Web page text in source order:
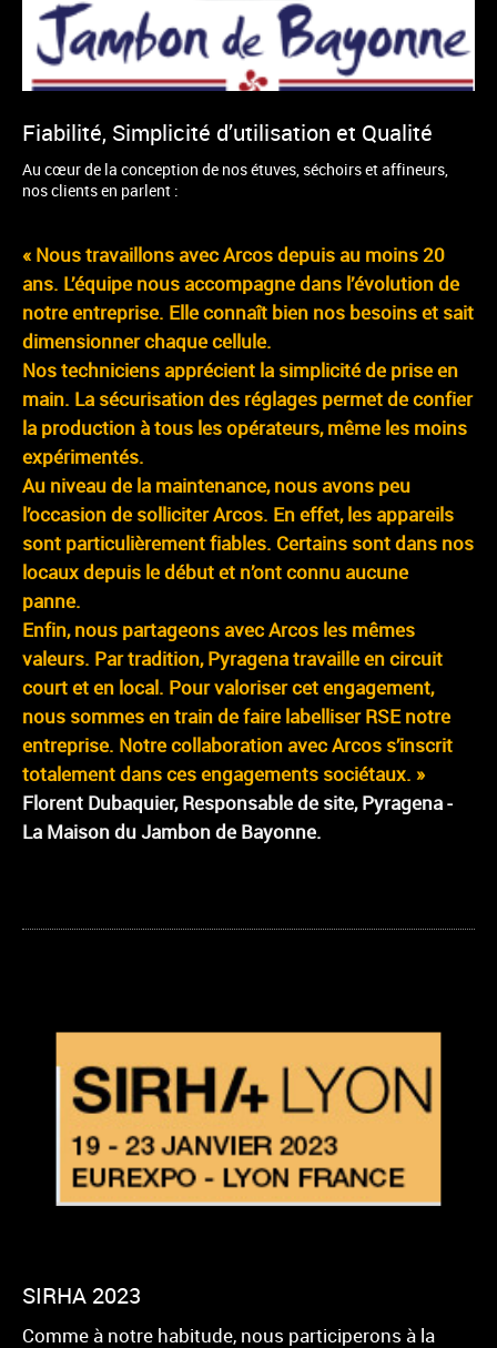
Fiabilité, Simplicité d’utilisation et Qualité
Au cœur de la conception de nos étuves, séchoirs et affineurs,
nos clients en parlent :
« Nous travaillons avec Arcos depuis au moins 20
ans. L’équipe nous accompagne dans l’évolution de
notre entreprise. Elle connaît bien nos besoins et sait
dimensionner chaque cellule.
Nos techniciens apprécient la simplicité de prise en
main. La sécurisation des réglages permet de confier
la production à tous les opérateurs, même les moins
expérimentés.
Au niveau de la maintenance, nous avons peu
l’occasion de solliciter Arcos. En effet, les appareils
sont particulièrement fiables. Certains sont dans nos
locaux depuis le début et n’ont connu aucune
panne.
Enfin, nous partageons avec Arcos les mêmes
valeurs. Par tradition, Pyragena travaille en circuit
court et en local. Pour valoriser cet engagement,
nous sommes en train de faire labelliser RSE notre
entreprise. Notre collaboration avec Arcos s’inscrit
totalement dans ces engagements sociétaux. »
Florent Dubaquier, Responsable de site, Pyragena -
La Maison du Jambon de Bayonne.
SIRHA 2023
Comme à notre habitude, nous participerons à la